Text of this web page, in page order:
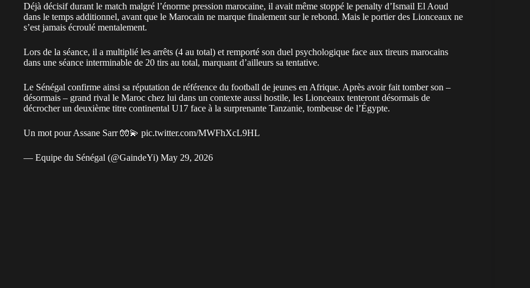
Déjà décisif durant le match malgré l’énorme pression marocaine, il avait même stoppé le penalty d’Ismail El Aoud
dans le temps additionnel, avant que le Marocain ne marque finalement sur le rebond. Mais le portier des Lionceaux ne
s’est jamais écroulé mentalement.
Lors de la séance, il a multiplié les arrêts (4 au total) et remporté son duel psychologique face aux tireurs marocains
dans une séance interminable de 20 tirs au total, marquant d’ailleurs sa tentative.
Le Sénégal confirme ainsi sa réputation de référence du football de jeunes en Afrique. Après avoir fait tomber son –
désormais – grand rival le Maroc chez lui dans un contexte aussi hostile, les Lionceaux tenteront désormais de
décrocher un deuxième titre continental U17 face à la surprenante Tanzanie, tombeuse de l’Égypte.
Un mot pour Assane Sarr 🧤💫 pic.twitter.com/MWFhXcL9HL
— Equipe du Sénégal (@GaindeYi) May 29, 2026